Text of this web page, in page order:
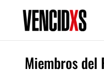
Miembros del